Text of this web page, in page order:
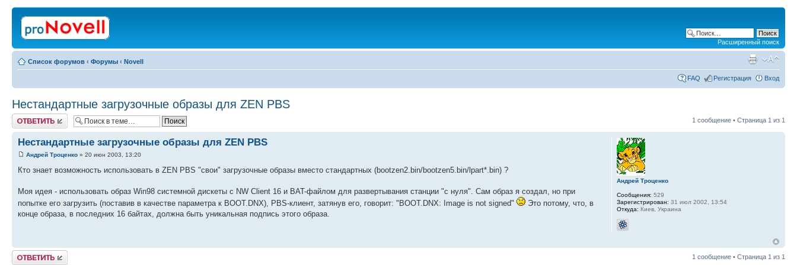
Расширенный поиск
Список форумов ‹ Форумы ‹ Novell
FAQ Регистрация Вход
Нестандартные загрузочные образы для ZEN PBS
Ответить 1 сообщение • Страница 1 из 1
Нестандартные загрузочные образы для ZEN PBS
Андрей Троценко » 20 июн 2003, 13:20
Кто знает возможность использовать в ZEN PBS "свои" загрузочные образы вместо стандартных (bootzen2.bin/bootzen5.bin/lpart*.bin) ?
Моя идея - использовать образ Win98 системной дискеты с NW Client 16 и BAT-файлом для развертывания станции "с нуля". Сам образ я создал, но при
попытке его загрузить (поставив в качестве параметра к BOOT.DNX), PBS-клиент, затянув его, говорит: "BOOT.DNX: Image is not signed"
Это потому, что, в
конце образа, в последних 16 байтах, должна быть уникальная подпись этого образа.
Андрей Троценко
Сообщения: 529
Зарегистрирован: 31 июл 2002, 13:54
Откуда: Киев, Украина
Ответить 1 сообщение • Страница 1 из 1